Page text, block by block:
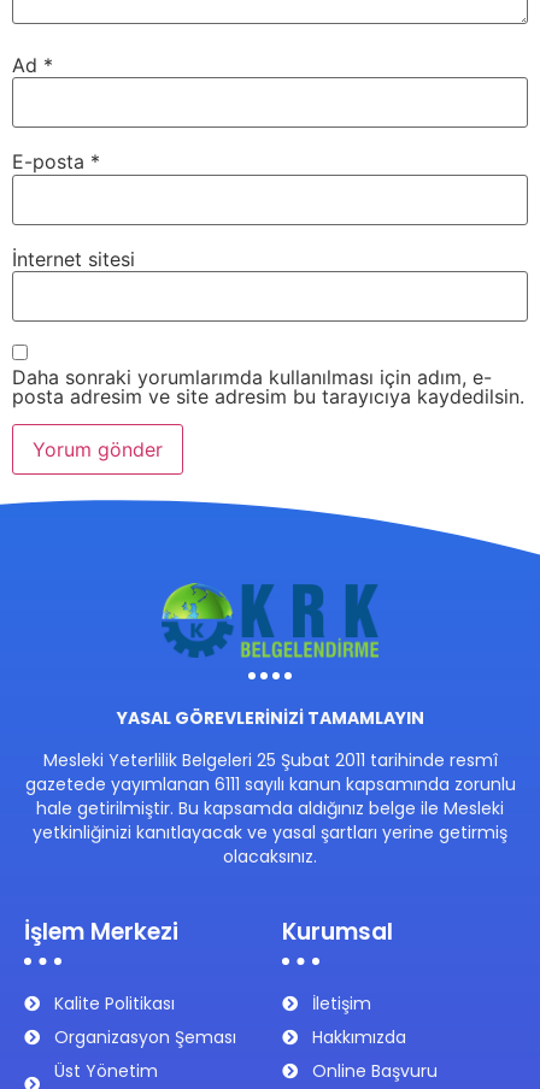
Ad *
E-posta *
İnternet sitesi
Daha sonraki yorumlarımda kullanılması için adım, e-
posta adresim ve site adresim bu tarayıcıya kaydedilsin.
YASAL GÖREVLERİNİZİ TAMAMLAYIN
Mesleki Yeterlilik Belgeleri 25 Şubat 2011 tarihinde resmî
gazetede yayımlanan 6111 sayılı kanun kapsamında zorunlu
hale getirilmiştir. Bu kapsamda aldığınız belge ile Mesleki
yetkinliğinizi kanıtlayacak ve yasal şartları yerine getirmiş
olacaksınız.
İşlem Merkezi
Kalite Politikası
Organizasyon Şeması
Üst Yönetim
Kurumsal
İletişim
Hakkımızda
Online Başvuru